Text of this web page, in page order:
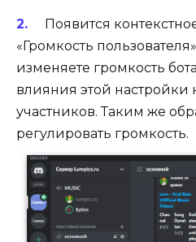
Появится
«Громкость
изменяете громкость
влияния этой настройки
участников. Таким же
регулировать громкость.